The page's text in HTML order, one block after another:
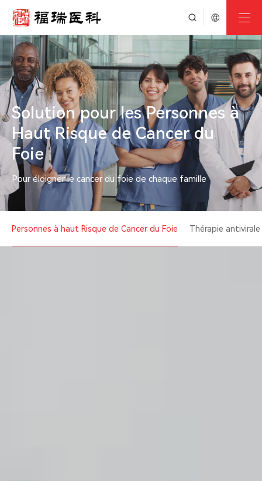
Solution pour les Personnes à
Haut Risque de Cancer du
Foie
Pour éloigner le cancer du foie de chaque famille
Personnes à haut Risque de Cancer du Foie Thérapie